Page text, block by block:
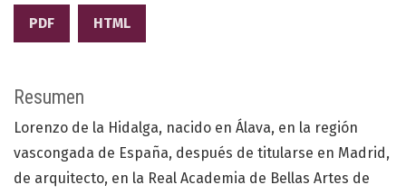
PDF HTML
Resumen
Lorenzo de la Hidalga, nacido en Álava, en la región
vascongada de España, después de titularse en Madrid,
de arquitecto, en la Real Academia de Bellas Artes de